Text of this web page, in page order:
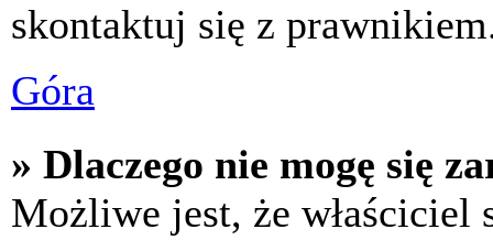
skontaktuj się z
Góra
» Dlaczego nie mogę się
Możliwe jest, że właściciel